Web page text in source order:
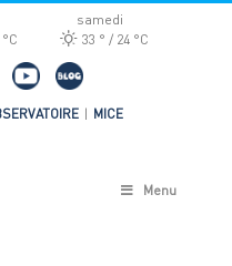
°C
samedi
33 °
24 °C
MICE
Menu